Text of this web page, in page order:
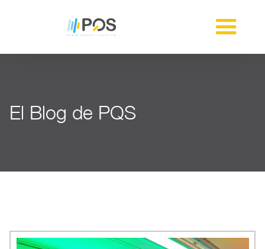
El Blog de PQS